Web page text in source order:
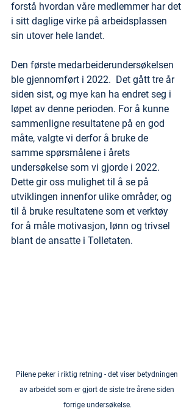
forstå hvordan våre medlemmer har det
i sitt daglige virke på arbeidsplassen
sin utover hele landet.
Den første medarbeiderundersøkelsen
ble gjennomført i 2022.  Det gått tre år
siden sist, og mye kan ha endret seg i
løpet av denne perioden. For å kunne
sammenligne resultatene på en god
måte, valgte vi derfor å bruke de
samme spørsmålene i årets
undersøkelse som vi gjorde i 2022.
Dette gir oss mulighet til å se på
utviklingen innenfor ulike områder, og
til å bruke resultatene som et verktøy
for å måle motivasjon, lønn og trivsel
blant de ansatte i Tolletaten.
Pilene peker i riktig retning - det viser betydningen
av arbeidet som er gjort de siste tre årene siden
forrige undersøkelse.